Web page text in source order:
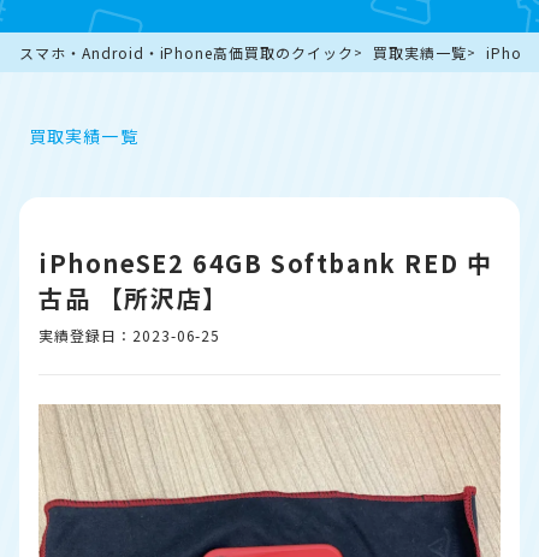
スマホ・Android・iPhone高価買取のクイック 買取実績一覧
買取実績一覧
iPhoneSE2 64GB Softbank RED 中
古品 【所沢店】
実績登録日：2023-06-25